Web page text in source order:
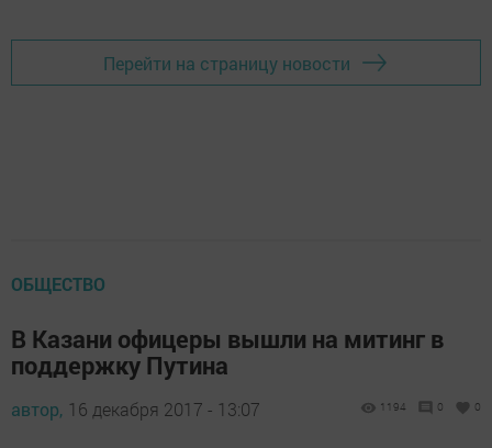
Перейти на страницу новости
ОБЩЕСТВО
В Казани офицеры вышли на митинг в
поддержку Путина
автор, 16 декабря 2017 - 13:07 1194 0 0